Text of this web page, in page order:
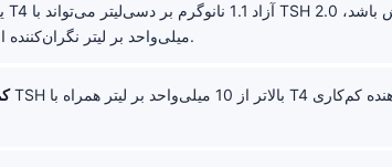
اما با TSH 7.5 میلی‌واحد بر لیتر نگران‌کننده است.
TSH بالاتر از 10 میلی‌واحد بر لیتر همراه با T4 آزاد پایین معمولاً نشان‌دهنده کم‌کاری